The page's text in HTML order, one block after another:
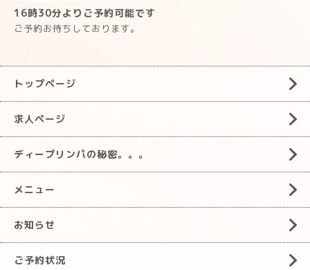
16時30分よりご予約可能です
ご予約お待ちしております。
トップページ
求人ページ
ディープリンパの秘密。。。
メニュー
お知らせ
ご予約状況